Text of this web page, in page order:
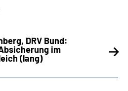
DRV Bund:
im
(lang)